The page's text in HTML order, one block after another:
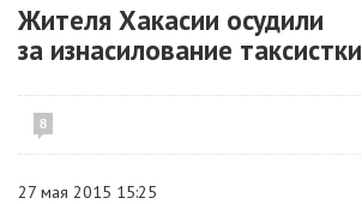
Жителя Хакасии осудили
за изнасилование таксистки
8
27 мая 2015 15:25